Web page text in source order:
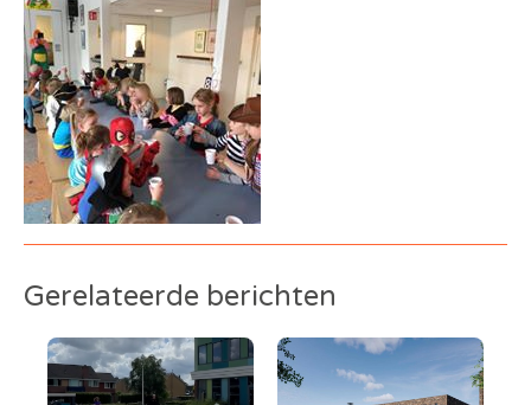
Gerelateerde berichten